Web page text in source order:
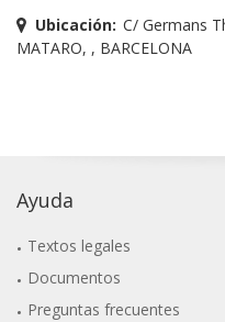
Ubicación: C/ Germans
MATARO, , BARCELONA
Ayuda
Textos legales
Documentos
Preguntas frecuentes